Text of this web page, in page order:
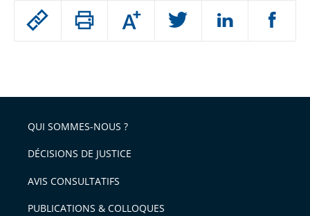
Passer
arriver
après
Augmenter
ou
l'article
pour
avant
QUI SOMMES-NOUS ?
DÉCISIONS DE JUSTICE
AVIS CONSULTATIFS
PUBLICATIONS & COLLOQUES